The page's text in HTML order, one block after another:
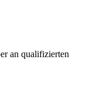
an qualifizierten